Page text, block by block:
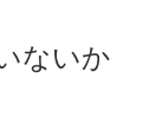
ないか